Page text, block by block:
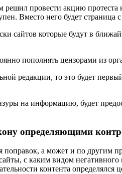
решил провести акцию
Вместо него будет
сайтов которые будут в
пополнять цензорами из
редакции, то это будет
на информацию, будет
определяющими
поправок, а может и по другим
с каким видом
контента определялся